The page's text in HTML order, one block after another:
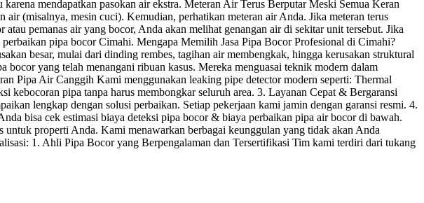
mendapatkan pasokan air ekstra. Meteran Air Terus Berputar Meski Semua Keran
(misalnya, mesin cuci). Kemudian, perhatikan meteran air Anda. Jika meteran terus
pemanas air yang bocor, Anda akan melihat genangan air di sekitar unit tersebut. Jika
pipa bocor Cimahi. Mengapa Memilih Jasa Pipa Bocor Profesional di Cimahi?
besar, mulai dari dinding rembes, tagihan air membengkak, hingga kerusakan struktural
yang telah menangani ribuan kasus. Mereka menguasai teknik modern dalam
Pipa Air Canggih Kami menggunakan leaking pipe detector modern seperti: Thermal
kebocoran pipa tanpa harus membongkar seluruh area. 3. Layanan Cepat & Bergaransi
lengkap dengan solusi perbaikan. Setiap pekerjaan kami jamin dengan garansi resmi. 4.
bisa cek estimasi biaya deteksi pipa bocor & biaya perbaikan pipa air bocor di bawah.
properti Anda. Kami menawarkan berbagai keunggulan yang tidak akan Anda
1. Ahli Pipa Bocor yang Berpengalaman dan Tersertifikasi Tim kami terdiri dari tukang